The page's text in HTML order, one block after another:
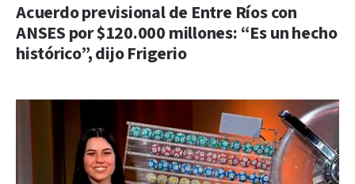
Acuerdo previsional de Entre Ríos con
ANSES por $120.000 millones: “Es un hecho
histórico”, dijo Frigerio